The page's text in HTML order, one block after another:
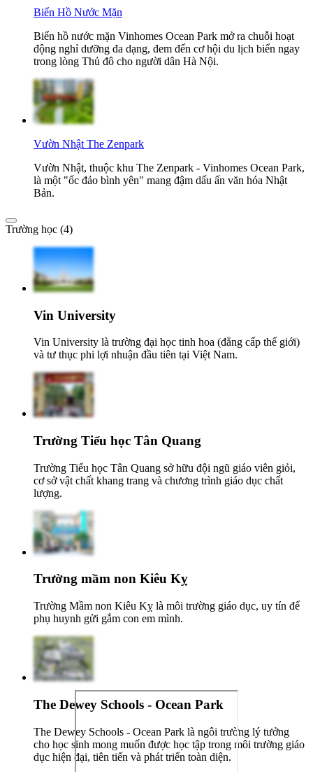
Biển Hồ Nước Mặn
Biển hồ nước mặn Vinhomes Ocean Park mở ra chuỗi hoạt
động nghỉ dưỡng đa dạng, đem đến cơ hội du lịch biển ngay
trong lòng Thủ đô cho người dân Hà Nội.
Vườn Nhật The Zenpark
Vườn Nhật, thuộc khu The Zenpark - Vinhomes Ocean Park,
là một "ốc đảo bình yên" mang đậm dấu ấn văn hóa Nhật
Bản.
Trường học (4)
Vin University
Vin University là trường đại học tinh hoa (đẳng cấp thế giới)
và tư thục phi lợi nhuận đầu tiên tại Việt Nam.
Trường Tiểu học Tân Quang
Trường Tiểu học Tân Quang sở hữu đội ngũ giáo viên giỏi,
cơ sở vật chất khang trang và chương trình giáo dục chất
lượng.
Trường mầm non Kiêu Kỵ
Trường Mầm non Kiêu Kỵ là môi trường giáo dục, uy tín để
phụ huynh gửi gắm con em mình.
The Dewey Schools - Ocean Park
The Dewey Schools - Ocean Park là ngôi trường lý tưởng
cho học sinh mong muốn được học tập trong môi trường giáo
dục hiện đại, tiên tiến và phát triển toàn diện.